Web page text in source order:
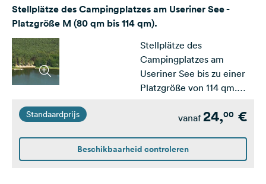
Stellplätze des Campingplatzes am Useriner See -
Platzgröße M (80 qm bis 114 qm).
Stellplätze des
Campingplatzes am
Useriner See bis zu einer
Platzgröße von 114 qm.
mittlere Wohnwagen /
Standaardprijs vanaf 24,00 €
Beschikbaarheid controleren